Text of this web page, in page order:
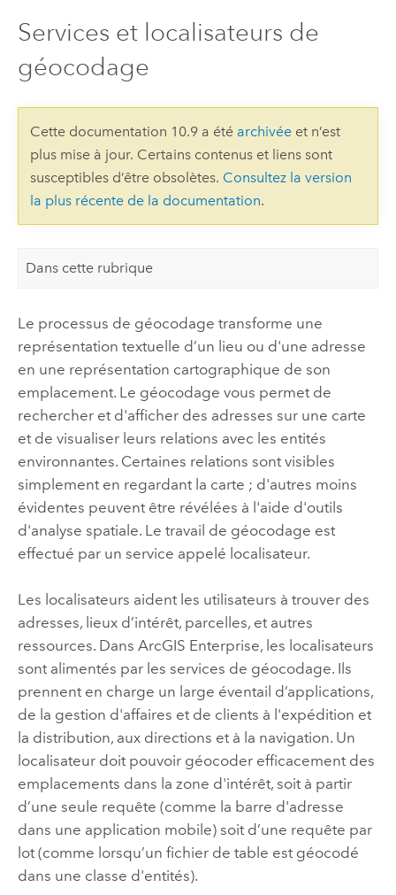
Services et localisateurs de
géocodage
Cette documentation 10.9 a été archivéeet n’est
plus mise à jour. Certains contenus et liens sont
susceptibles d’être obsolètes. Consultez la version
la plus récente de la documentation.
Dans cette rubrique
Le processus de géocodage transforme une
représentation textuelle d’un lieu ou d'une adresse
en une représentation cartographique de son
emplacement. Le géocodage vous permet de
rechercher et d'afficher des adresses sur une carte
et de visualiser leurs relations avec les entités
environnantes. Certaines relations sont visibles
simplement en regardant la carte ; d'autres moins
évidentes peuvent être révélées à l'aide d'outils
d'analyse spatiale. Le travail de géocodage est
effectué par un service appelé localisateur.
Les localisateurs aident les utilisateurs à trouver des
adresses, lieux d’intérêt, parcelles, et autres
ressources. Dans ArcGIS Enterprise, les localisateurs
sont alimentés par les services de géocodage. Ils
prennent en charge un large éventail d’applications,
de la gestion d'affaires et de clients à l'expédition et
la distribution, aux directions et à la navigation. Un
localisateur doit pouvoir géocoder efficacement des
emplacements dans la zone d'intérêt, soit à partir
d’une seule requête (comme la barre d'adresse
dans une application mobile) soit d’une requête par
lot (comme lorsqu’un fichier de table est géocodé
dans une classe d'entités).